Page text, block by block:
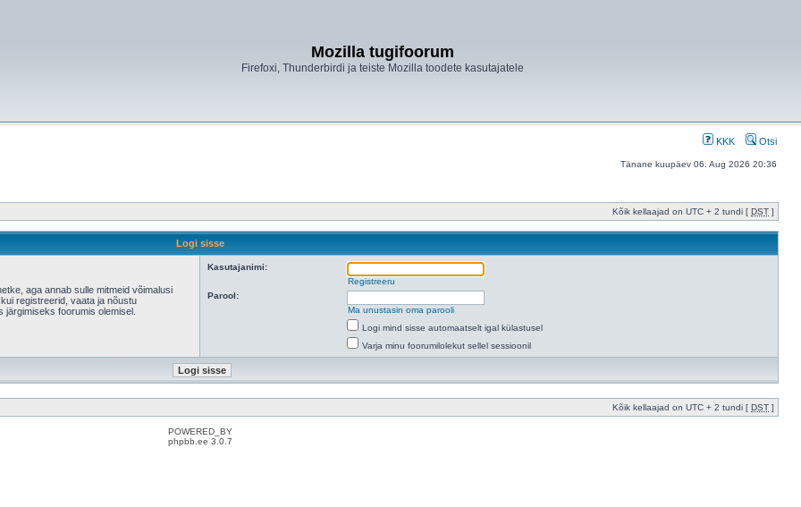
Mozilla tugifoorum
Firefoxi, Thunderbirdi ja teiste Mozilla toodete kasutajatele
KKK Otsi
Tänane kuupäev 06. Aug 2026 20:36
Kõik kellaajad on UTC + 2 tundi [ DST ]
Logi sisse
aga annab sulle mitmeid võimalusi
registreerid, vaata ja nõustu
järgimiseks foorumis olemisel.
Kasutajanimi:
Registreeru
Parool:
Ma unustasin oma parooli
Logi mind sisse automaatselt igal külastusel
Varja minu foorumilolekut sellel sessioonil
Kõik kellaajad on UTC + 2 tundi [ DST ]
POWERED_BY
phpbb.ee 3.0.7